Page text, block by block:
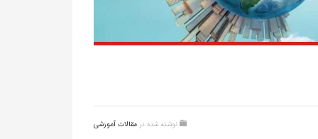
نوشته شده در مقالات آموزشی